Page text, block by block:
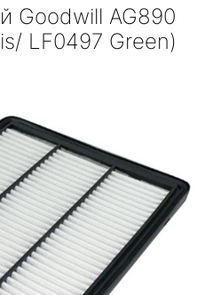
Goodwill AG890
LF0497 Green)